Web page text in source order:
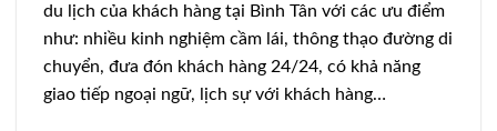
du lịch của khách hàng tại Bình Tân với các ưu điểm
như: nhiều kinh nghiệm cầm lái, thông thạo đường di
chuyển, đưa đón khách hàng 24/24, có khả năng
giao tiếp ngoại ngữ, lịch sự với khách hàng…